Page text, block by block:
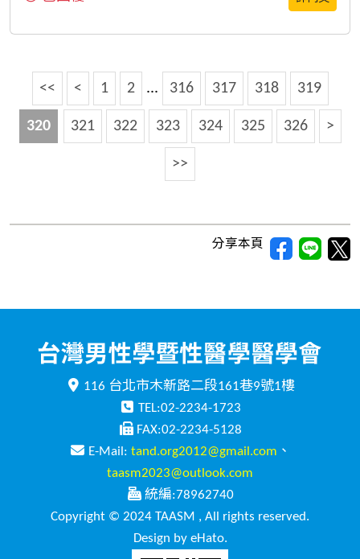
<< < 1 2 ... 316 317 318 319
320 321 322 323 324 325 326 >
>>
分享本頁
116 台北市木新路二段161巷9號1樓
TEL:02-2234-1723
FAX:02-2234-5128
E-Mail: tand.org2012@gmail.com 、
taasm2023@outlook.com
統編:78962740
Copyright © 2024 TAASM , All rights reserved.
Design by eHato.